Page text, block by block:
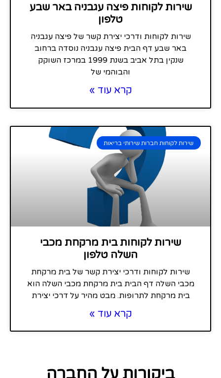
שירות לקוחות פיצה עגבניה באר שבע
טלפון
שירות לקוחות ודרכי יצירת קשר של פיצה עגבניה
באר שבע דף הבית פיצה עגבניה נוסדה ברחוב
שנקין בתל אביב בשנת 1999 במרכז השוקק
והבוהמי של
קרא עוד »
שירות לקוחות חברות שירותי בריאות
שירות לקוחות בית מרקחת מכבי
השלה טלפון
שירות לקוחות ודרכי יצירת קשר של בית מרקחת
מכבי השלה דף הבית בית מרקחת מכבי השלה הוא
בית מרקחת לתרופות. מבט מהיר על דרכי יצירת
קרא עוד »